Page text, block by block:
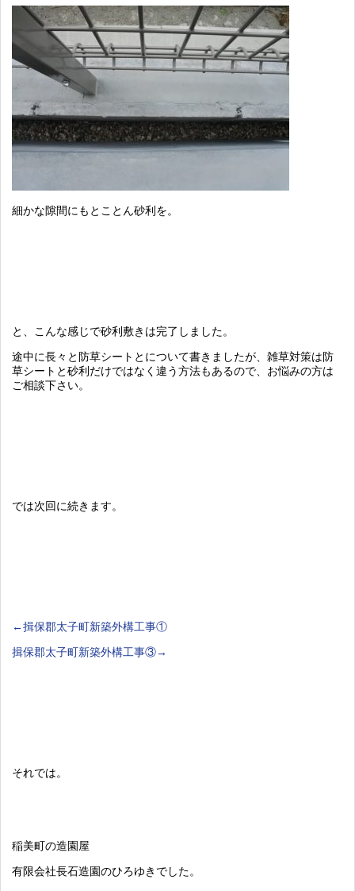
細かな隙間にもとことん砂利を。
と、こんな感じで砂利敷きは完了しました。
途中に長々と防草シートとについて書きましたが、雑草対策は防
草シートと砂利だけではなく違う方法もあるので、お悩みの方は
ご相談下さい。
では次回に続きます。
←揖保郡太子町新築外構工事①
揖保郡太子町新築外構工事③→
それでは。
稲美町の造園屋
有限会社長石造園のひろゆきでした。